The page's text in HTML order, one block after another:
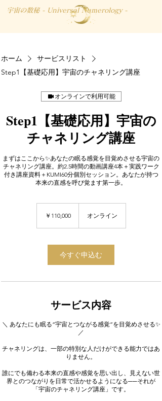
宇宙の数秘 - Universal Numerology -
ホーム
サービスリスト
Step1【基礎応用】宇宙のチャネリング講座
オンラインで利用可能
Step1【基礎応用】宇宙の
チャネリング講座
まずはここから✨あなたの眠る感覚を目覚めさせる宇宙の
チャネリング講座。約2.5時間の動画講座4本＋実践ワーク
付き講座資料＋KUMI60分個別セッション。あなたが持つ
本来の直感を呼び覚ます第一歩。
￥110,000 オンライン
今すぐ申込む
サービス内容
＼ あなたにも眠る“宇宙とつながる感覚”を目覚めさせる✨
／
チャネリングは、一部の特別な人だけができる能力ではあ
りません。
誰にでも備わる本来の直感や感覚を思い出し、見えない世
界とのつながりを日常で活かせるようになる──それが
「宇宙のチャネリング講座」です。